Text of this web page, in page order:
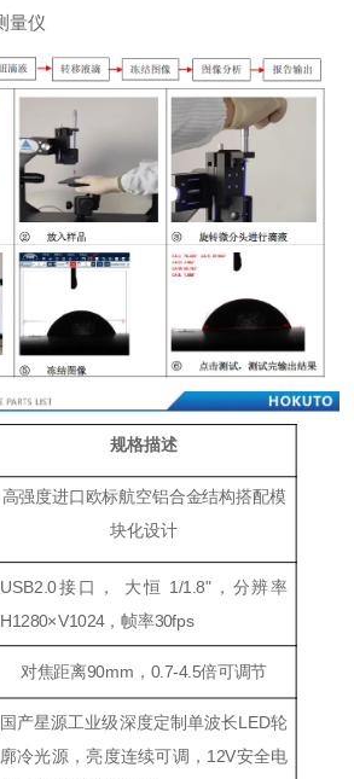
规格描述
高强度进口欧标航空铝合金结构搭配模
块化设计
USB2.0接口， 大恒 1/1.8"，分辨率
H1280×V1024，帧率30fps
对焦距离90mm，0.7-4.5倍可调节
国产星源工业级深度定制单波长LED轮
廓冷光源，亮度连续可调，12V安全电